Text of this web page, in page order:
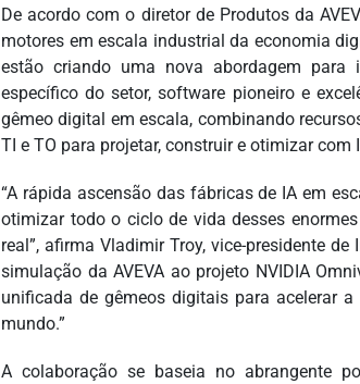
De acordo com o diretor de Produtos da
motores em escala industrial da economia
estão criando uma nova abordagem para
específico do setor, software pioneiro e
gêmeo digital em escala, combinando
TI e TO para projetar, construir e otimizar
“A rápida ascensão das fábricas de IA em
otimizar todo o ciclo de vida desses
real”, afirma Vladimir Troy, vice-presidente
simulação da AVEVA ao projeto NVIDIA
unificada de gêmeos digitais para acelerar
mundo.”
A colaboração se baseia no abrangente